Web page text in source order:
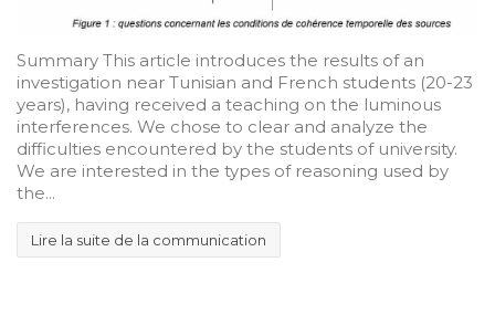
Summary This article introduces the results of an
investigation near Tunisian and French students (20-23
years), having received a teaching on the luminous
interferences. We chose to clear and analyze the
difficulties encountered by the students of university.
We are interested in the types of reasoning used by
the...
Lire la suite de la communication